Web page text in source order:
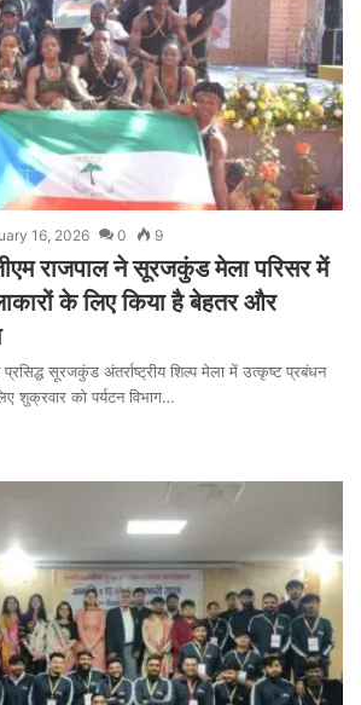
16, 2026 0 9
राजपाल ने सूरजकुंड मेला परिसर में
के लिए किया है बेहतर और
सूरजकुंड अंतर्राष्ट्रीय शिल्प मेला में उत्कृष्ट प्रबंधन
शुक्रवार को पर्यटन विभाग…